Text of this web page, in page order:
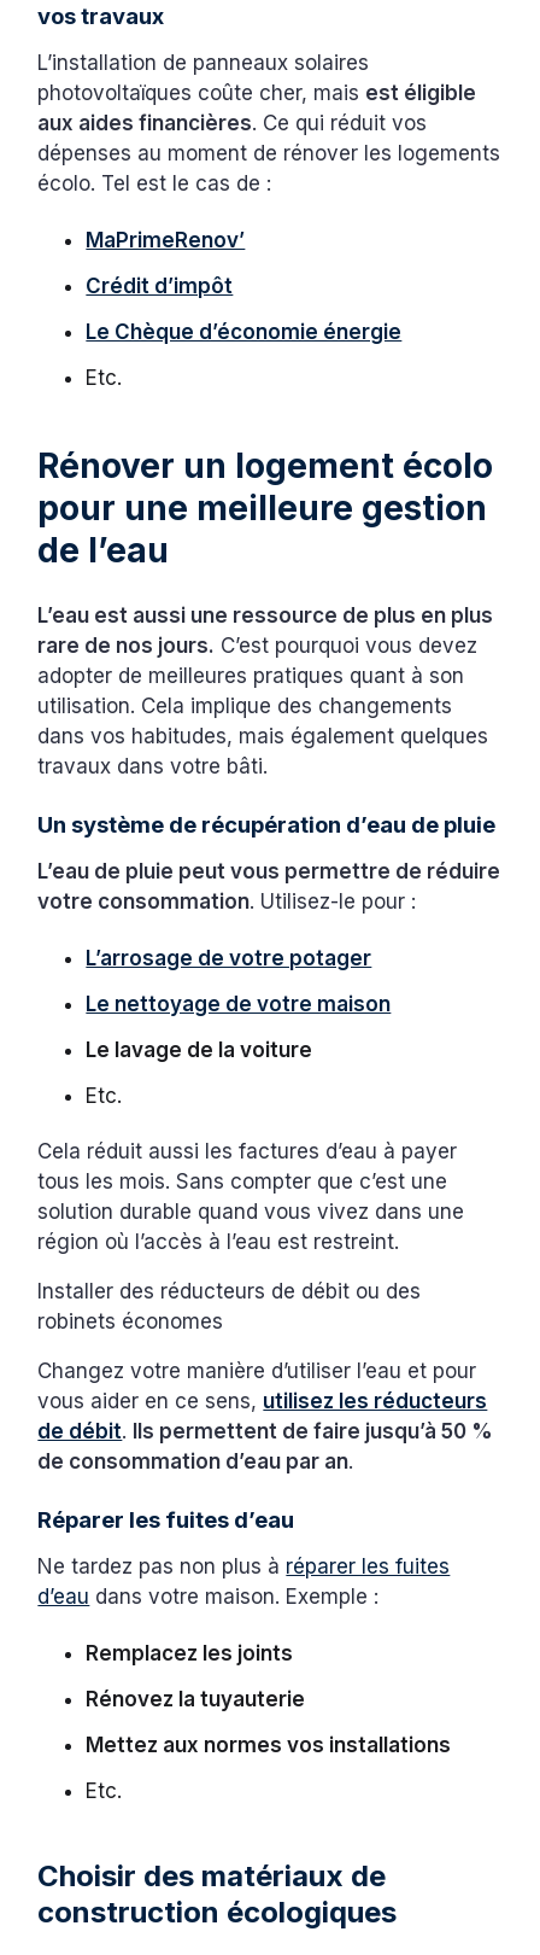
vos travaux
L’installation de panneaux solaires
photovoltaïques coûte cher, mais est éligible
aux aides financières. Ce qui réduit vos
dépenses au moment de rénover les logements
écolo. Tel est le cas de :
MaPrimeRenov’
Crédit d’impôt
Le Chèque d’économie énergie
Etc.
Rénover un logement écolo
pour une meilleure gestion
de l’eau
L’eau est aussi une ressource de plus en plus
rare de nos jours. C’est pourquoi vous devez
adopter de meilleures pratiques quant à son
utilisation. Cela implique des changements
dans vos habitudes, mais également quelques
travaux dans votre bâti.
Un système de récupération d’eau de pluie
L’eau de pluie peut vous permettre de réduire
votre consommation. Utilisez-le pour :
L’arrosage de votre potager
Le nettoyage de votre maison
Le lavage de la voiture
Etc.
Cela réduit aussi les factures d’eau à payer
tous les mois. Sans compter que c’est une
solution durable quand vous vivez dans une
région où l’accès à l’eau est restreint.
Installer des réducteurs de débit ou des
robinets économes
Changez votre manière d’utiliser l’eau et pour
vous aider en ce sens, utilisez les réducteurs
de débit. Ils permettent de faire jusqu’à 50 %
de consommation d’eau par an.
Réparer les fuites d’eau
Ne tardez pas non plus à réparer les fuites
d’eau dans votre maison. Exemple :
Remplacez les joints
Rénovez la tuyauterie
Mettez aux normes vos installations
Etc.
Choisir des matériaux de
construction écologiques